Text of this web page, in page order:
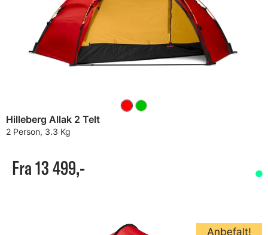
Hilleberg Allak 2 Telt
2 Person, 3.3 Kg
Fra 13 499,-